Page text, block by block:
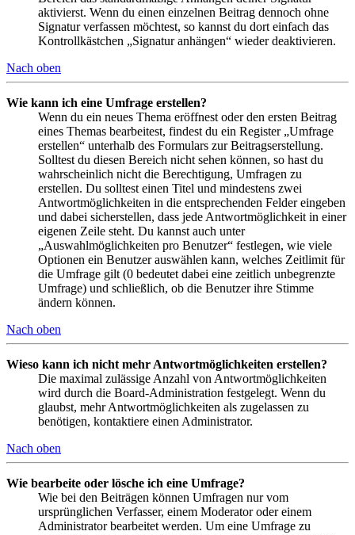
aktivierst. Wenn du einen einzelnen Beitrag dennoch ohne
Signatur verfassen möchtest, so kannst du dort einfach das
Kontrollkästchen „Signatur anhängen“ wieder deaktivieren.
Nach oben
Wie kann ich eine Umfrage erstellen?
Wenn du ein neues Thema eröffnest oder den ersten Beitrag
eines Themas bearbeitest, findest du ein Register „Umfrage
erstellen“ unterhalb des Formulars zur Beitragserstellung.
Solltest du diesen Bereich nicht sehen können, so hast du
wahrscheinlich nicht die Berechtigung, Umfragen zu
erstellen. Du solltest einen Titel und mindestens zwei
Antwortmöglichkeiten in die entsprechenden Felder eingeben
und dabei sicherstellen, dass jede Antwortmöglichkeit in einer
eigenen Zeile steht. Du kannst auch unter
„Auswahlmöglichkeiten pro Benutzer“ festlegen, wie viele
Optionen ein Benutzer auswählen kann, welches Zeitlimit für
die Umfrage gilt (0 bedeutet dabei eine zeitlich unbegrenzte
Umfrage) und schließlich, ob die Benutzer ihre Stimme
ändern können.
Nach oben
Wieso kann ich nicht mehr Antwortmöglichkeiten erstellen?
Die maximal zulässige Anzahl von Antwortmöglichkeiten
wird durch die Board-Administration festgelegt. Wenn du
glaubst, mehr Antwortmöglichkeiten als zugelassen zu
benötigen, kontaktiere einen Administrator.
Nach oben
Wie bearbeite oder lösche ich eine Umfrage?
Wie bei den Beiträgen können Umfragen nur vom
ursprünglichen Verfasser, einem Moderator oder einem
Administrator bearbeitet werden. Um eine Umfrage zu